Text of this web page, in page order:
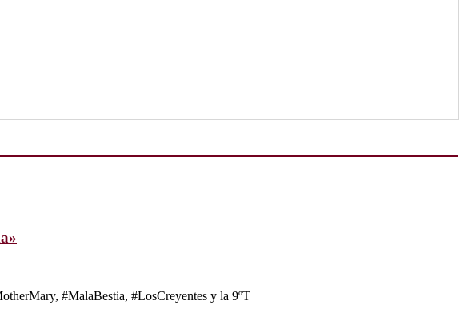
#MalaBestia, #LosCreyentes y la 9ºT